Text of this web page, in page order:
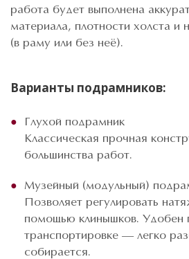
работа будет выполнена
материала, плотности холста и
(в раму или без неё).
Варианты подрамников:
Глухой подрамник
Классическая прочная
большинства работ.
Музейный (модульный)
Позволяет регулировать
помощью клинышков. Удобен
транспортировке — легко
собирается.